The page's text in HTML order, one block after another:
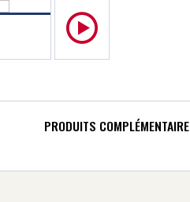
PRODUITS